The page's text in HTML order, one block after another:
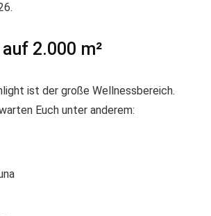
2.000 m²
ist der große Wellnessbereich.
Euch unter anderem: